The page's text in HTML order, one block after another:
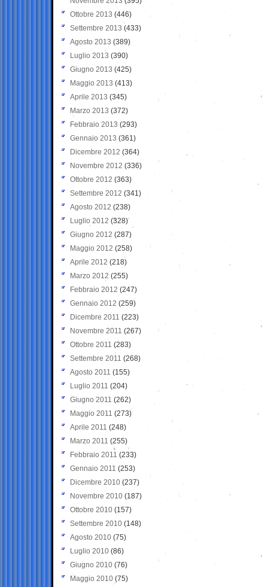
Ottobre 2013 (446)
Settembre 2013 (433)
Agosto 2013 (389)
Luglio 2013 (390)
Giugno 2013 (425)
Maggio 2013 (413)
Aprile 2013 (345)
Marzo 2013 (372)
Febbraio 2013 (293)
Gennaio 2013 (361)
Dicembre 2012 (364)
Novembre 2012 (336)
Ottobre 2012 (363)
Settembre 2012 (341)
Agosto 2012 (238)
Luglio 2012 (328)
Giugno 2012 (287)
Maggio 2012 (258)
Aprile 2012 (218)
Marzo 2012 (255)
Febbraio 2012 (247)
Gennaio 2012 (259)
Dicembre 2011 (223)
Novembre 2011 (267)
Ottobre 2011 (283)
Settembre 2011 (268)
Agosto 2011 (155)
Luglio 2011 (204)
Giugno 2011 (262)
Maggio 2011 (273)
Aprile 2011 (248)
Marzo 2011 (255)
Febbraio 2011 (233)
Gennaio 2011 (253)
Dicembre 2010 (237)
Novembre 2010 (187)
Ottobre 2010 (157)
Settembre 2010 (148)
Agosto 2010 (75)
Luglio 2010 (86)
Giugno 2010 (76)
Maggio 2010 (75)